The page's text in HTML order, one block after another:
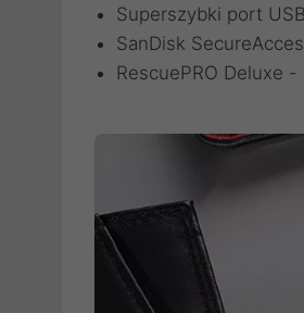
Superszybki port
SanDisk
RescuePRO Deluxe